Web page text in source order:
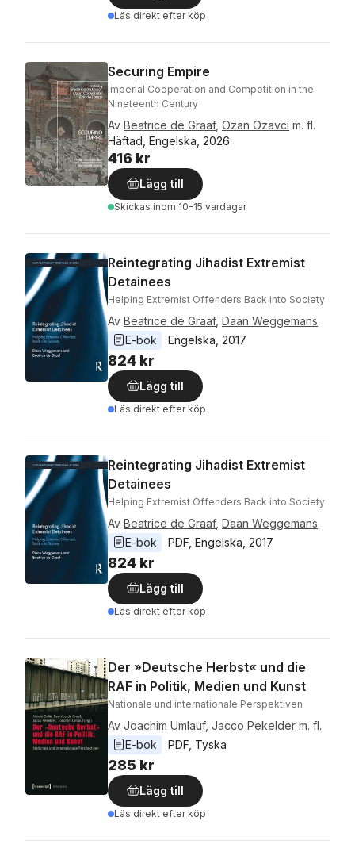
Läs direkt efter köp
Securing Empire
Imperial Cooperation and Competition in the
Nineteenth Century
Av Beatrice de Graaf, Ozan Ozavci m. fl.
Häftad, Engelska, 2026
416 kr
Lägg till
Skickas inom 10-15 vardagar
Reintegrating Jihadist Extremist
Detainees
Helping Extremist Offenders Back into Society
Av Beatrice de Graaf, Daan Weggemans
E-bok
Engelska 2017
824 kr
Lägg till
Läs direkt efter köp
Reintegrating Jihadist Extremist
Detainees
Helping Extremist Offenders Back into Society
Av Beatrice de Graaf, Daan Weggemans
E-bok
PDF Engelska 2017
824 kr
Lägg till
Läs direkt efter köp
Der »Deutsche Herbst« und die
RAF in Politik, Medien und Kunst
Nationale und internationale Perspektiven
Av Joachim Umlauf, Jacco Pekelder m. fl.
E-bok
PDF Tyska
285 kr
Lägg till
Läs direkt efter köp